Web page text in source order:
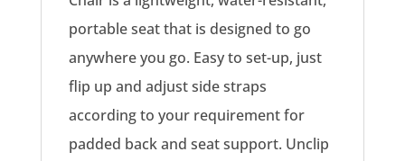
portable seat that is designed to go
anywhere you go. Easy to set-up, just
flip up and adjust side straps
according to your requirement for
padded back and seat support. Unclip